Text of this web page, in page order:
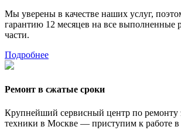
Мы уверены в качестве наших услуг,
гарантию 12 месяцев на все выполненные
части.
Подробнее
Ремонт в сжатые сроки
Крупнейший сервисный центр по ремонту
техники в Москве — приступим к работе в